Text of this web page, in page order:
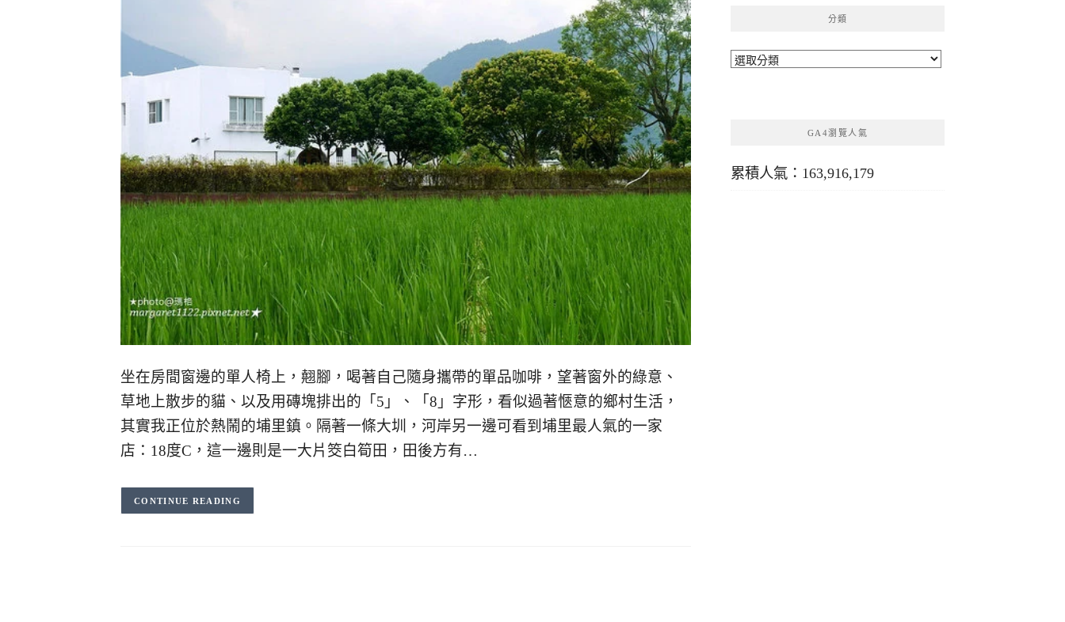
坐在房間窗邊的單人椅上，翹腳，喝著自己隨身攜帶的單品咖啡，望著窗外的綠意、
草地上散步的貓、以及用磚塊排出的「5」、「8」字形，看似過著愜意的鄉村生活，
其實我正位於熱鬧的埔里鎮。隔著一條大圳，河岸另一邊可看到埔里最人氣的一家
店：18度C，這一邊則是一大片筊白筍田，田後方有…
CONTINUE READING
分類
分
GA4瀏覽人氣
累積人氣：163,916,179